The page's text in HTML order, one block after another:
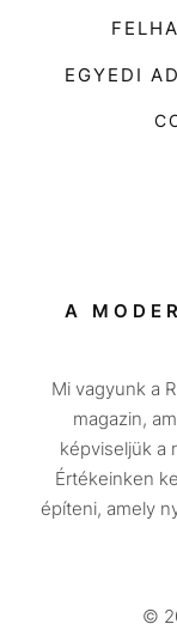
EGYEDI
A
Mi vagyunk a
magazin,
képviseljük a
Értékeinken
építeni, amely
©